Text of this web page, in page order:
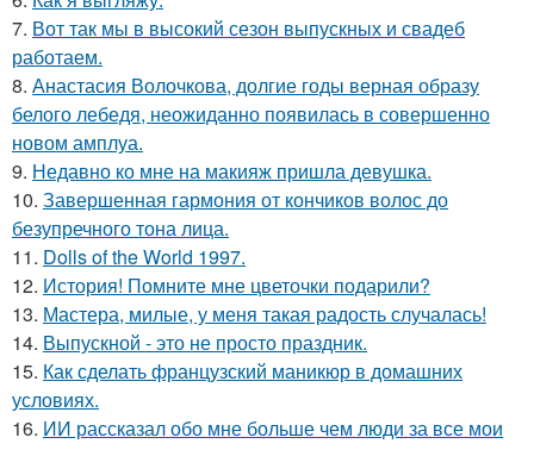
7. Вот так мы в высокий сезон выпускных и свадеб
работаем.
8. Анастасия Волочкова, долгие годы верная образу
белого лебедя, неожиданно появилась в совершенно
новом амплуа.
9. Недавно ко мне на макияж пришла девушка.
10. Завершенная гармония от кончиков волос до
безупречного тона лица.
11. Dolls of the World 1997.
12. История! Помните мне цветочки подарили?
13. Мастера, милые, у меня такая радость случалась!
14. Выпускной - это не просто праздник.
15. Как сделать французский маникюр в домашних
условиях.
16. ИИ рассказал обо мне больше чем люди за все мои